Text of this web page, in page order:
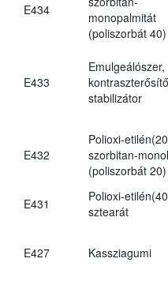
E434
monopalmitát
(poliszorbát 40)
E433
Emulgeálószer,
stabilizátor
E432
Polioxi-
szorbitan-
(poliszorbát 20)
E431
Polioxi-
sztearát
E427 Kassziagumi